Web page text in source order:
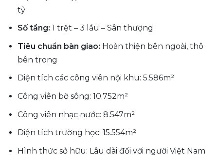
tỷ
Số tầng: 1 trệt – 3 lầu – Sân thượng
Tiêu chuẩn bàn giao: Hoàn thiện bên ngoài, thô
bên trong
Diện tích các công viên nội khu: 5.586m²
Công viên bờ sông: 10.752m²
Công viên nhạc nước: 8.547m²
Diện tích trường học: 15.554m²
Hình thức sở hữu: Lâu dài đối với người Việt Nam